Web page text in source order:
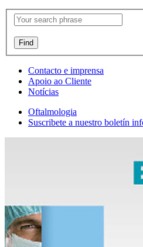
Contacto e imprensa
Apoio ao Cliente
Notícias
Oftalmologia
Suscribete a nuestro boletín